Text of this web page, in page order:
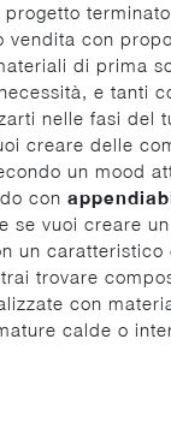
vendita con
di prima
e tanti
nelle fasi del
creare delle
un mood
con
se vuoi creare
un caratteristico
trovare
con
calde o